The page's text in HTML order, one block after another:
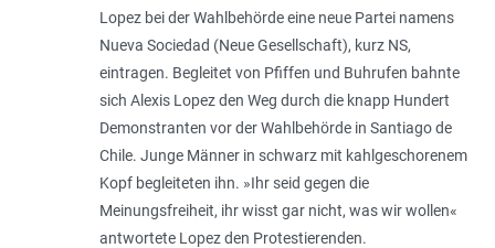
Lopez bei der Wahlbehörde eine neue Partei namens
Nueva Sociedad (Neue Gesellschaft), kurz NS,
eintragen. Begleitet von Pfiffen und Buhrufen bahnte
sich Alexis Lopez den Weg durch die knapp Hundert
Demonstranten vor der Wahlbehörde in Santiago de
Chile. Junge Männer in schwarz mit kahlgeschorenem
Kopf begleiteten ihn. »Ihr seid gegen die
Meinungsfreiheit, ihr wisst gar nicht, was wir wollen«
antwortete Lopez den Protestierenden.